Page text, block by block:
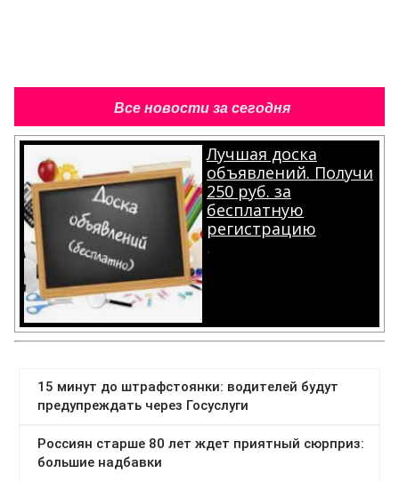
Все новости за сегодня
Лучшая доска
объявлений. Получи
250 руб. за
бесплатную
регистрацию
.